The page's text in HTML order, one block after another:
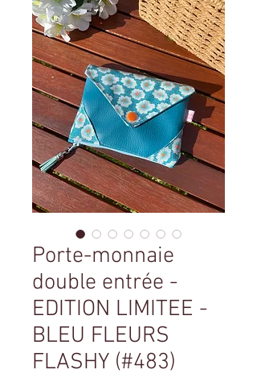
Porte-monnaie
double entrée -
EDITION LIMITEE -
BLEU FLEURS
FLASHY (#483)